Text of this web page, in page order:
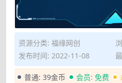
资源分类: 福缘网创
发布时间: 2022-11-08
普通: 39金币 会员: 免费